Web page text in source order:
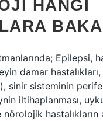
HANGI
Epilepsi,
damar
sinir sisteminin
iltihaplanması,
nörolojik hastalıkların